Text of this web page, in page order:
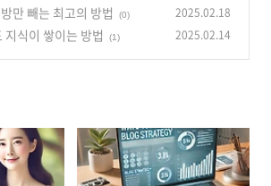
만 빼는 최고의 방법 (0) 2025.02.18
지식이 쌓이는 방법 (1) 2025.02.14